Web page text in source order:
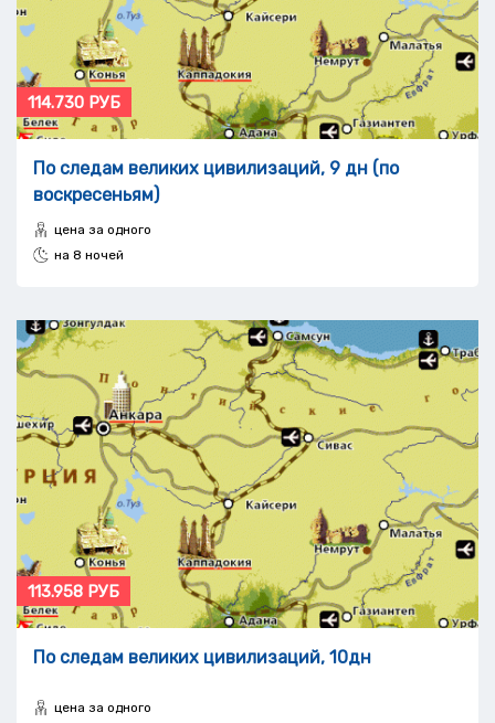
114.730 РУБ
По следам великих цивилизаций, 9 дн (по
воскресеньям)
цена за одного
на 8 ночей
113.958 РУБ
По следам великих цивилизаций, 10дн
цена за одного